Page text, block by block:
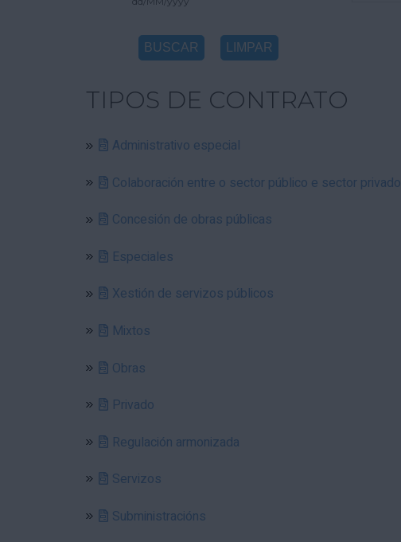
TIPOS DE CONTRATO
Administrativo especial
Colaboración entre o sector público e sector privado
Concesión de obras públicas
Especiales
Xestión de servizos públicos
Mixtos
Obras
Privado
Regulación armonizada
Servizos
Subministracións